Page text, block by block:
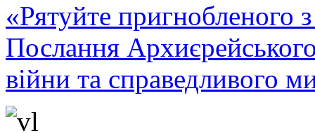
«Рятуйте пригнобленого
Послання
війни та справедливого